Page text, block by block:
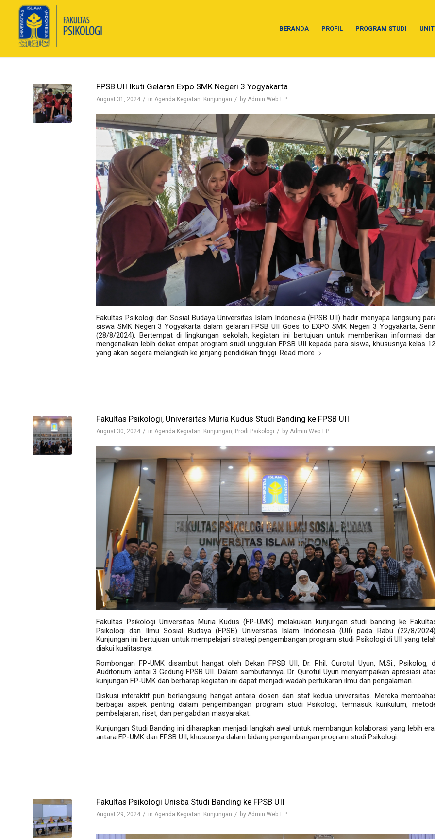
BERANDA PROFIL PROGRAM STUDI UNIT
FPSB UII Ikuti Gelaran Expo SMK Negeri 3 Yogyakarta
August 31, 2024 / in Agenda Kegiatan, Kunjungan / by Admin Web FP
Fakultas Psikologi dan Sosial Budaya Universitas Islam Indonesia (FPSB UII) hadir menyapa langsung
siswa SMK Negeri 3 Yogyakarta dalam gelaranFPSB UII Goes to EXPO SMK Negeri 3 Yogyakarta,
(28/8/2024). Bertempat di lingkungan sekolah, kegiatan ini bertujuan untuk memberikan informasi
mengenalkan lebih dekat empat program studi unggulan FPSB UII kepada para siswa, khususnya kelas
yang akan segera melangkah ke jenjang pendidikan tinggi. Read more
Fakultas Psikologi, Universitas Muria Kudus Studi Banding ke FPSB UII
August 30, 2024 / in Agenda Kegiatan, Kunjungan, Prodi Psikologi / by Admin Web FP
Fakultas Psikologi Universitas Muria Kudus (FP-UMK) melakukan kunjungan studi banding ke
Psikologi dan Ilmu Sosial Budaya (FPSB) Universitas Islam Indonesia (UII) pada Rabu (22/8/
Kunjungan ini bertujuan untuk mempelajari strategi pengembangan program studi Psikologi di UII yang
diakui kualitasnya.
Rombongan FP-UMK disambut hangat oleh Dekan FPSB UII,Dr. Phil. Qurotul Uyun, M.Si., Psikolog,
Auditorium lantai 3 Gedung FPSB UII. Dalam sambutannya, Dr. Qurotul Uyun menyampaikan apresiasi
kunjungan FP-UMK dan berharap kegiatan ini dapat menjadi wadah pertukaran ilmu dan pengalaman.
Diskusi interaktif pun berlangsung hangat antara dosen dan staf kedua universitas. Mereka
berbagai aspek penting dalam pengembangan program studi Psikologi, termasuk kurikulum,
pembelajaran, riset, dan pengabdian masyarakat.
Kunjungan Studi Banding ini diharapkan menjadi langkah awal untuk membangun kolaborasi yang lebih
antara FP-UMK dan FPSB UII, khususnya dalam bidang pengembangan program studi Psikologi.
Fakultas Psikologi Unisba Studi Banding ke FPSB UII
August 29, 2024 / in Agenda Kegiatan, Kunjungan / by Admin Web FP